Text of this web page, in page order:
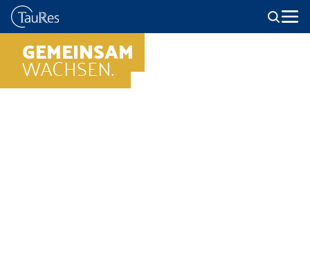
GEMEINSAM
WACHSEN.